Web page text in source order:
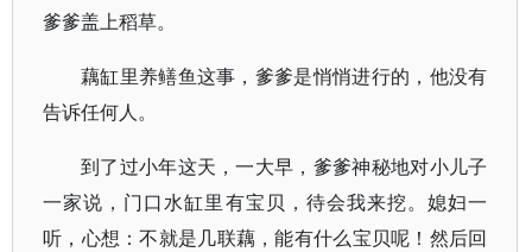
爹爹盖上稻草。
藕缸里养鳝鱼这事，爹爹是悄悄进行的，他没有
告诉任何人。
到了过小年这天，一大早，爹爹神秘地对小儿子
一家说，门口水缸里有宝贝，待会我来挖。媳妇一
听，心想：不就是几联藕，能有什么宝贝呢！然后回